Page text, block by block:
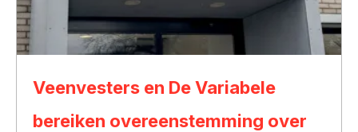
Veenvesters en De Variabele
bereiken overeenstemming over